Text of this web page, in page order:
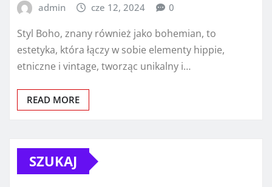
admin cze 12, 2024 0
Styl Boho, znany również jako bohemian, to
estetyka, która łączy w sobie elementy hippie,
etniczne i vintage, tworząc unikalny i…
READ MORE
SZUKAJ